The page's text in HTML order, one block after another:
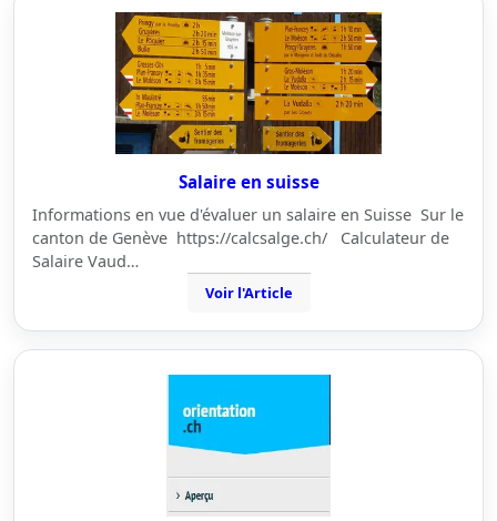
Salaire en suisse
Informations en vue d'évaluer un salaire en Suisse Sur le
canton de Genève https://calcsalge.ch/ Calculateur de
Salaire Vaud…
Voir l'Article